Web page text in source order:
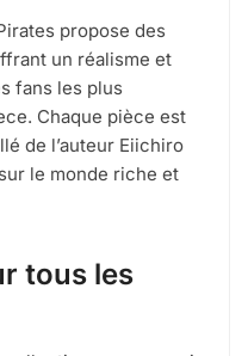
propose des
un réalisme et
fans les plus
Chaque pièce est
de l’auteur Eiichiro
le monde riche et
tous les